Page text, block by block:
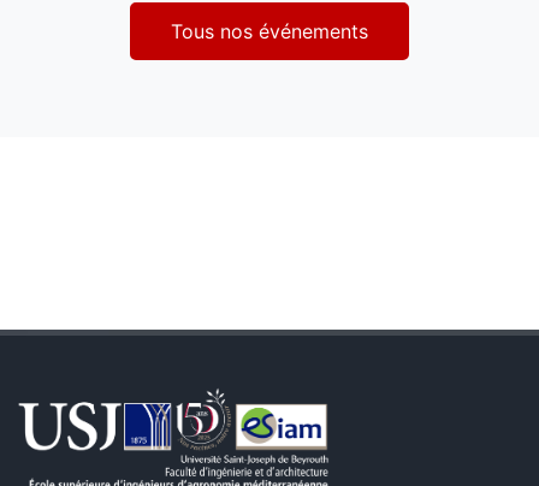
Tous nos événements